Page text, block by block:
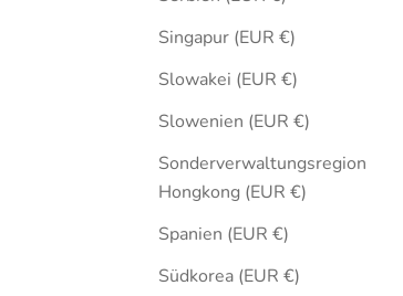
Singapur (EUR €)
Slowakei (EUR €)
Slowenien (EUR €)
Sonderverwaltungsregion
Hongkong (EUR €)
Spanien (EUR €)
Südkorea (EUR €)